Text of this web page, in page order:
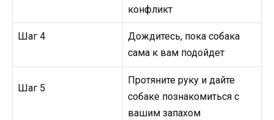
конфликт
Шаг 4
Дождитесь, пока собака
сама к вам подойдет
Шаг 5
Протяните руку и дайте
собаке познакомиться с
вашим запахом